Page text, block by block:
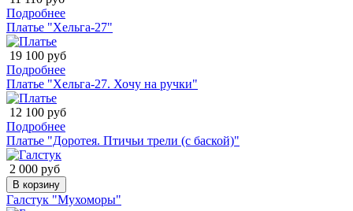
Подробнее
Платье "Хельга-27"
19 100 руб
Подробнее
Платье "Хельга-27. Хочу на ручки"
12 100 руб
Подробнее
Платье "Доротея. Птичьи трели (с баской)"
2 000 руб
В корзину
Галстук "Мухоморы"